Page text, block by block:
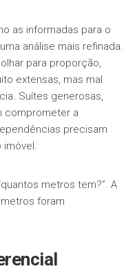
as informadas para o
análise mais refinada.
para proporção,
extensas, mas mal
Suítes generosas,
comprometer a
precisam
imóvel.
metros tem?”. A
foram